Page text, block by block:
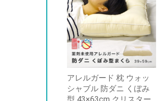
アレルガード 枕 ウォッ
シャブル 防ダニ くぼみ